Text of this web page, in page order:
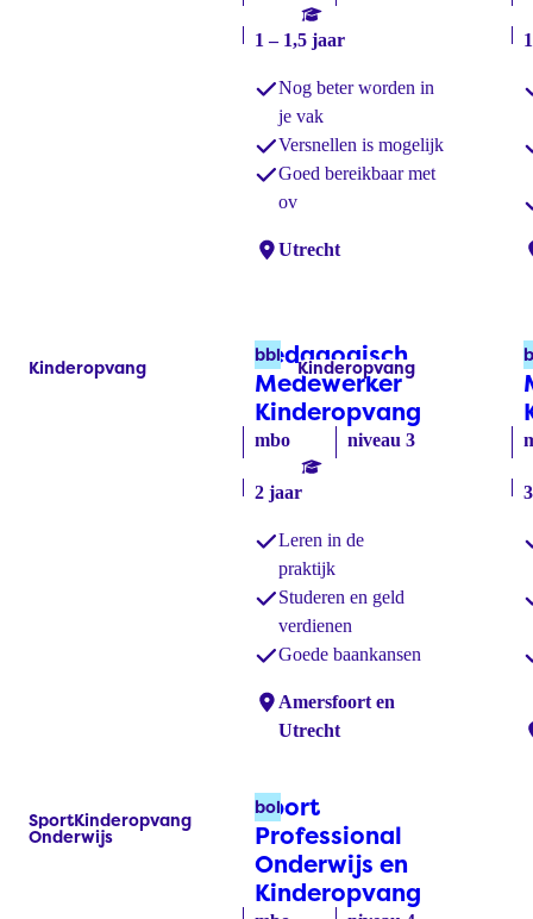
1 – 1,5 jaar
Nog beter worden in
je vak
Versnellen is mogelijk
Goed bereikbaar met
ov
Locaties:
Utrecht
Pedagogisch
Medewerker
Kinderopvang
mbo niveau 3
2 jaar
bbl
Leren in de
praktijk
Studeren en geld
verdienen
Goede baankansen
Locaties:
Amersfoort en
Utrecht
Labels:
Kinderopvang Labels:
Kinderopvang
Sport
Professional
Onderwijs en
Kinderopvang
bol
Labels:
SportKinderopvang
Onderwijs